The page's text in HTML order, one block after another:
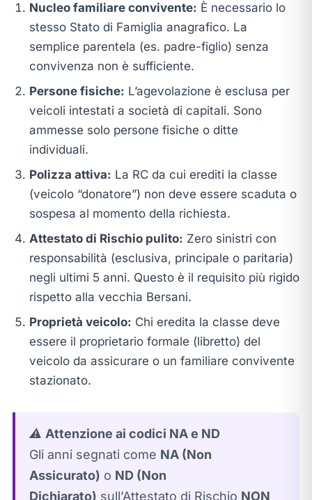
Nucleo familiare convivente: È necessario lo
stesso Stato di Famiglia anagrafico. La
semplice parentela (es. padre-figlio) senza
convivenza non è sufficiente.
Persone fisiche: L’agevolazione è esclusa per
veicoli intestati a società di capitali. Sono
ammesse solo persone fisiche o ditte
individuali.
Polizza attiva: La RC da cui erediti la classe
(veicolo “donatore”) non deve essere scaduta o
sospesa al momento della richiesta.
Attestato di Rischio pulito: Zero sinistri con
responsabilità (esclusiva, principale o paritaria)
negli ultimi 5 anni. Questo è il requisito più rigido
rispetto alla vecchia Bersani.
Proprietà veicolo: Chi eredita la classe deve
essere il proprietario formale (libretto) del
veicolo da assicurare o un familiare convivente
stazionato.
⚠️ Attenzione ai codici NA e ND
Gli anni segnati come NA (Non
Assicurato) o ND (Non
Dichiarato) sull’Attestato di Rischio NON